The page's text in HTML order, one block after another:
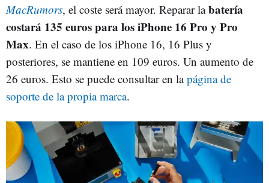
MacRumors, el coste será mayor. Reparar labatería
costará 135 euros para los iPhone 16 Pro y Pro
Max. En el caso de los iPhone 16, 16 Plus y
posteriores, se mantiene en 109 euros. Un aumento de
26 euros. Esto se puede consultar en lapágina de
soporte de la propia marca.